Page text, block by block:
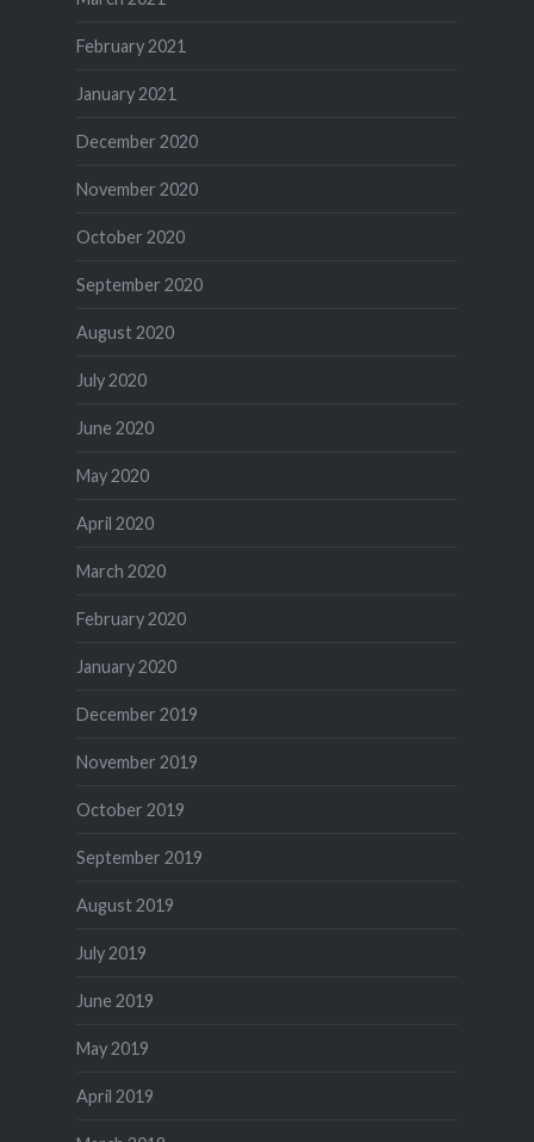
February 2021
January 2021
December 2020
November 2020
October 2020
September 2020
August 2020
July 2020
June 2020
May 2020
April 2020
March 2020
February 2020
January 2020
December 2019
November 2019
October 2019
September 2019
August 2019
July 2019
June 2019
May 2019
April 2019